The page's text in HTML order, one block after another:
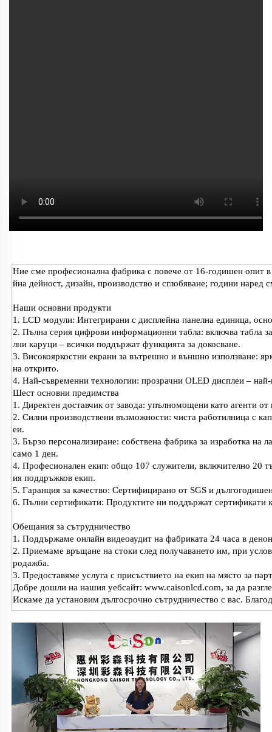
Ние сме професионална фабрика с повече от 16-годишен опит
йна дейност, дизайн, производство и сглобяване; години наред
Наши основни продукти
1. LCD модули: Интегрирани с дисплейна панелна единица,
2. Пълна серия цифрови информационни табла: включва табла
лни каруци – всички поддържат функцията за докосване.
3. Високояркостни екрани за вътрешно и външно използване:
на открито.
4. Най-съвременни технологии: прозрачни OLED дисплеи –
Шест основни предимства
1. Директен доставчик от завода: упълномощени като агенти
2. Силни производствени възможности: чиста работилница с
еи.
3. Бързо персонализиране: собствена фабрика за изработка на
само 1 ден.
4. Професионален екип: общо 107 служители, включително 20
ия поддръжков екип.
5. Гаранция за качество: Сертифицирано от SGS и
6. Пълни сертификати: Продуктите ни поддържат
Обещания за сътрудничество
1. Поддържаме онлайн видеоаудит на фабриката 24 часа в
2. Приемаме връщане на стоки след получаването им, при
родажба.
3. Предоставяме услуга с присъствието на екип на място за
Добре дошли на нашия уебсайт: www.caisonlcd.com, за да
Искаме да установим дългосрочно сътрудничество с вас.